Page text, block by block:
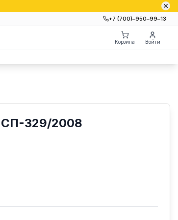
+7 (700)‒950‒99‒13
Корзина Войти
329/2008